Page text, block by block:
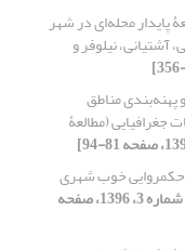
پایدار محله‌ای در شهر
نیلوفر و
پهنه‌بندی مناطق
(مطالعۀ
خوب شهری
[دوره 49، شماره 3، 1396، صفحه